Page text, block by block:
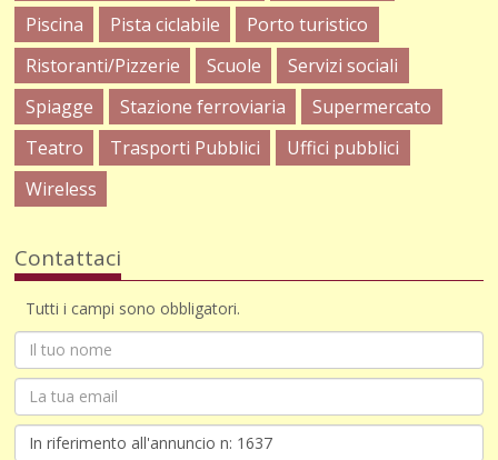
Piscina
Pista ciclabile
Porto turistico
Ristoranti/Pizzerie
Scuole
Servizi sociali
Spiagge
Stazione ferroviaria
Supermercato
Teatro
Trasporti Pubblici
Uffici pubblici
Wireless
Contattaci
Tutti i campi sono obbligatori.